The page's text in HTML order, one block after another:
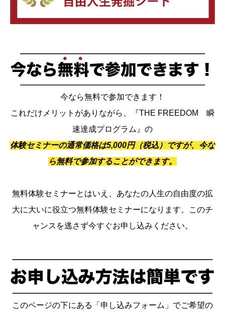
今なら無料で参加できます！
これだけメリットがありながら、『THE FREEDOM 瞬
速達成プログラム』の
体験セミナーの通常価格は5,000円（税込）ですが、今な
ら無料で参加することができます。
無料体験セミナーとはいえ、あなたの人生の自由度の拡
大に大いに役立つ無料体験セミナーになります。このチ
ャンスを逃さず今すぐお申し込みください。
このページの下にある「申し込みフォーム」でご希望の